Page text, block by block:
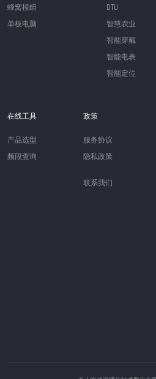
蜂窝模组
单板电脑
DTU
智慧农业
智能穿戴
智能电表
智能定位
在线工具
产品选型
频段查询
政策
服务协议
隐私政策
联系我们